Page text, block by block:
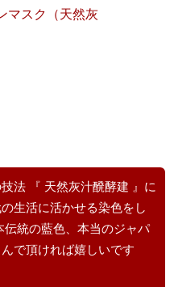
マスク（天然灰
法 『 天然灰汁醗酵建 』に
生活に活かせる染色をし
伝統の藍色、本当のジャパ
で頂ければ嬉しいです